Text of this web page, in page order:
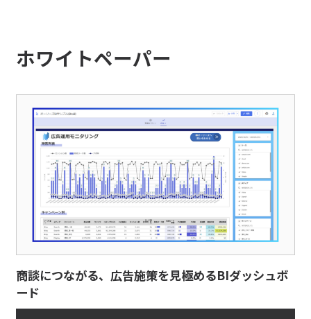
ホワイトペーパー
商談につながる、広告施策を見極めるBIダッシュボ
ード